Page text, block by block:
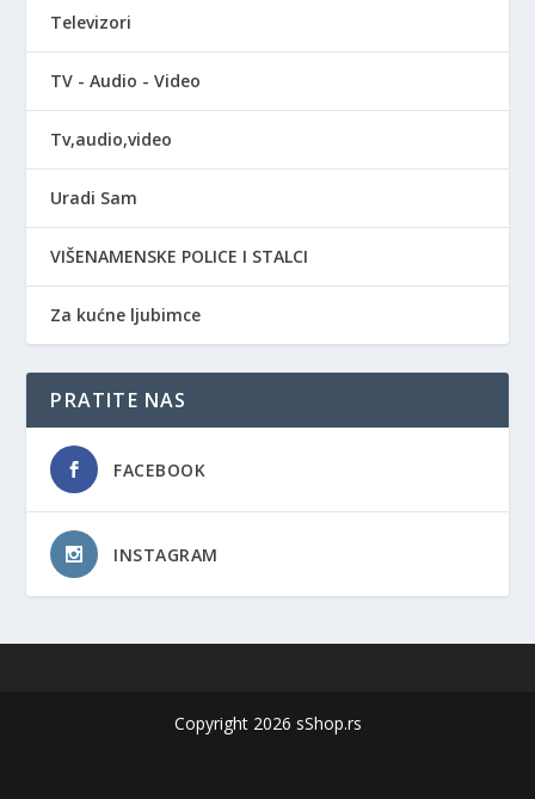
Televizori
TV - Audio - Video
Tv,audio,video
Uradi Sam
VIŠENAMENSKE POLICE I STALCI
Za kućne ljubimce
PRATITE NAS
FACEBOOK
INSTAGRAM
Copyright 2026 sShop.rs